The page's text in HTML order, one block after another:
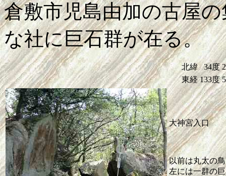
倉敷市児島由加の古屋
な社に巨石群が在る。
北緯 34度
東経 133度
大神宮入口
以前は丸太の
左には一群の